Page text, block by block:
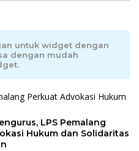
untuk widget dengan
dengan mudah
LPS Pemalang
Hukum dan Solidaritas